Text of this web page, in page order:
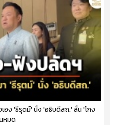
อง 'ธีรุตม์' นั่ง 'อธิบดีสถ.' ลั่น 'โกง
หมด